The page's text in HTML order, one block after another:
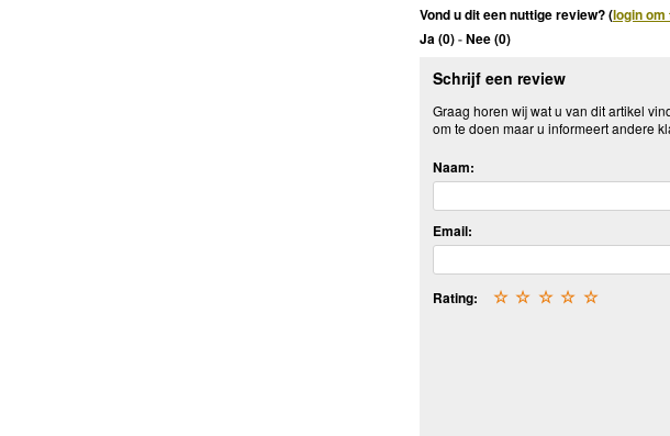
Vond u dit een nuttige review? (login om
Ja (0)-Nee (0)
Schrijf een review
Graag horen wij wat u van dit artikel
om te doen maar u informeert andere
Naam:
Email:
Rating: ☆
☆
☆
☆
☆